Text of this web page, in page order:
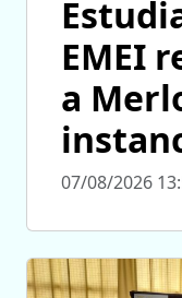
EMEI
a
07/08/2026